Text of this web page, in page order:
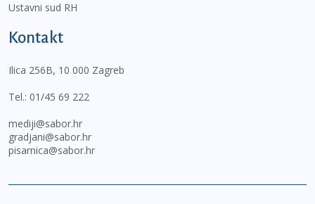
Ustavni sud RH
Kontakt
Ilica 256B, 10 000 Zagreb
Tel.: 01/45 69 222
mediji@sabor.hr
gradjani@sabor.hr
pisarnica@sabor.hr